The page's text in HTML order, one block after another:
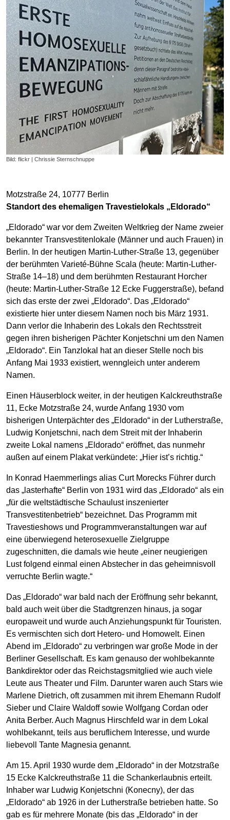
Bild: flickr | Chrissie Sternschnuppe
Motzstraße 24, 10777 Berlin
Standort des ehemaligen Travestielokals „Eldorado“
„Eldorado“ war vor dem Zweiten Weltkrieg der Name zweier
bekannter Transvestitenlokale (Männer und auch Frauen) in
Berlin. In der heutigen Martin-Luther-Straße 13, gegenüber
der berühmten Varieté-Bühne Scala (heute: Martin-Luther-
Straße 14–18) und dem berühmten Restaurant Horcher
(heute: Martin-Luther-Straße 12 Ecke Fuggerstraße), befand
sich das erste der zwei „Eldorado“. Das „Eldorado“
existierte hier unter diesem Namen noch bis März 1931.
Dann verlor die Inhaberin des Lokals den Rechtsstreit
gegen ihren bisherigen Pächter Konjetschni um den Namen
„Eldorado“. Ein Tanzlokal hat an dieser Stelle noch bis
Anfang Mai 1933 existiert, wenngleich unter anderem
Namen.
Einen Häuserblock weiter, in der heutigen Kalckreuthstraße
11, Ecke Motzstraße 24, wurde Anfang 1930 vom
bisherigen Unterpächter des „Eldorado“ in der Lutherstraße,
Ludwig Konjetschni, nach dem Streit mit der Inhaberin
zweite Lokal namens „Eldorado“ eröffnet, das nunmehr
außen auf einem Plakat verkündete: „Hier ist’s richtig.“
In Konrad Haemmerlings alias Curt Morecks Führer durch
das „lasterhafte“ Berlin von 1931 wird das „Eldorado“ als ein
„für die weltstädtische Schaulust inszenierter
Transvestitenbetrieb“ bezeichnet. Das Programm mit
Travestieshows und Programmveranstaltungen war auf
eine überwiegend heterosexuelle Zielgruppe
zugeschnitten, die damals wie heute „einer neugierigen
Lust folgend einmal einen Abstecher in das geheimnisvoll
verruchte Berlin wagte.“
Das „Eldorado“ war bald nach der Eröffnung sehr bekannt,
bald auch weit über die Stadtgrenzen hinaus, ja sogar
europaweit und wurde auch Anziehungspunkt für Touristen.
Es vermischten sich dort Hetero- und Homowelt. Einen
Abend im „Eldorado“ zu verbringen war große Mode in der
Berliner Gesellschaft. Es kam genauso der wohlbekannte
Bankdirektor oder das Reichstagsmitglied wie auch viele
Leute aus Theater und Film. Darunter waren auch Stars wie
Marlene Dietrich, oft zusammen mit ihrem Ehemann Rudolf
Sieber und Claire Waldoff sowie Wolfgang Cordan oder
Anita Berber. Auch Magnus Hirschfeld war in dem Lokal
wohlbekannt, teils aus beruflichem Interesse, und wurde
liebevoll Tante Magnesia genannt.
Am 15. April 1930 wurde dem „Eldorado“ in der Motzstraße
15 Ecke Kalckreuthstraße 11 die Schankerlaubnis erteilt.
Inhaber war Ludwig Konjetschni (Konecny), der das
„Eldorado“ ab 1926 in der Lutherstraße betrieben hatte. So
gab es für mehrere Monate (bis das „Eldorado“ in der